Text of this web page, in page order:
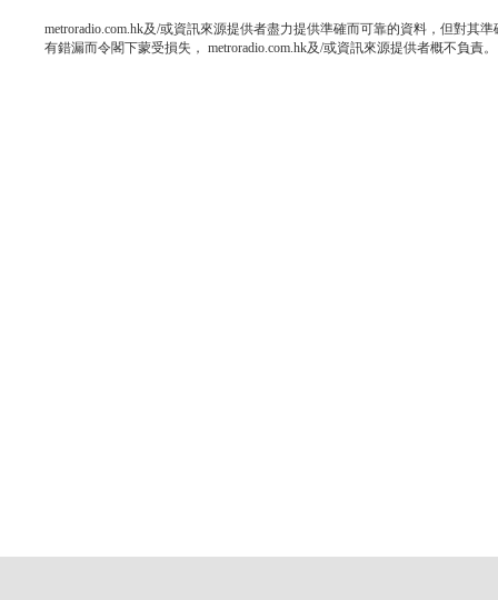
metroradio.com.hk及/或資訊來源提供者盡力提供準確而可靠的資料，但對其
有錯漏而令閣下蒙受損失， metroradio.com.hk及/或資訊來源提供者概不負責。